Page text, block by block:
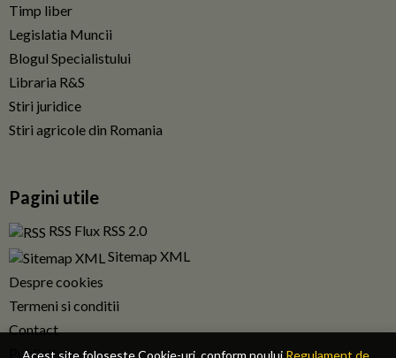
Acest site foloseste Cookie-uri, conform noului Regulament de
Timp liber
Legislatia Muncii
Blogul Specialistului
Libraria R&S
Stiri juridice
Stiri agricole din Romania
Pagini utile
RSS Flux RSS 2.0
Sitemap XML
Despre cookies
Termeni si conditii
Contact
Publicitate